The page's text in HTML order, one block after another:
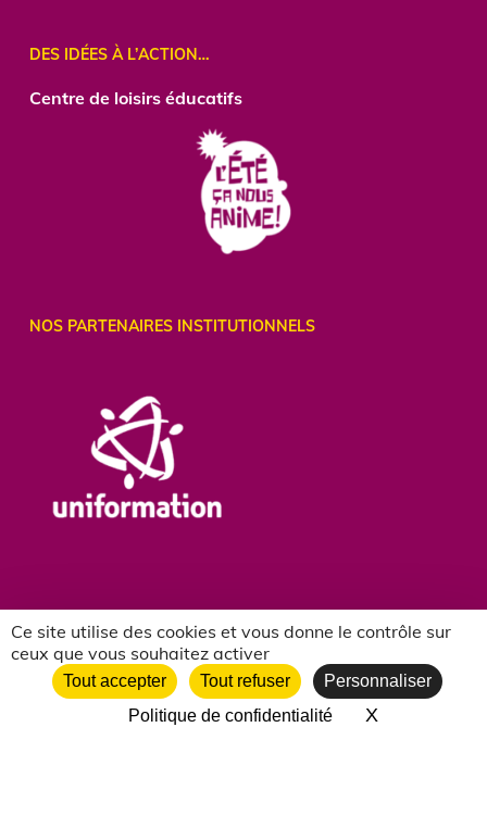
Ce site utilise des cookies et vous donne le contrôle sur
ceux que vous souhaitez activer
Tout accepter Tout refuser
Personnaliser
Politique de confidentialité
XMasquer le
DES IDÉES À L’ACTION…
Centrede loisirs éducatifs
NOS PARTENAIRES INSTITUTIONNELS
NOS PARTENAIRES ASSOCIATIFS